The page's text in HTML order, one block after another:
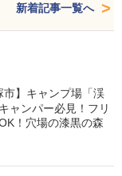
新着記事一覧へ
市】キャンプ場「渓
ャンパー必見！フリ
！穴場の漆黒の森